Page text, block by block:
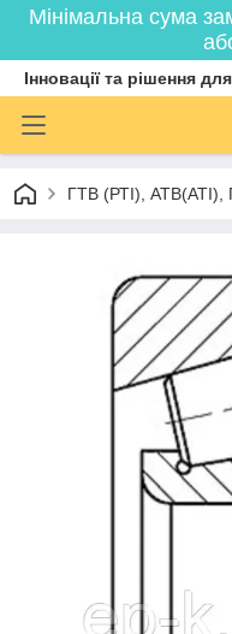
Мінімальна сума
Інновації та рішення
ГТВ (РТI), АТВ(АТI),